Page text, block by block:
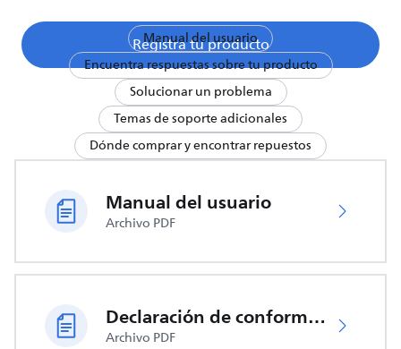
Registra tu producto
Manual del usuario
Encuentra respuestas sobre tu producto
Solucionar un problema
Temas de soporte adicionales
Dónde comprar y encontrar repuestos
Manual del usuario
Archivo PDF
Declaración de conformidad de la UE
Archivo PDF